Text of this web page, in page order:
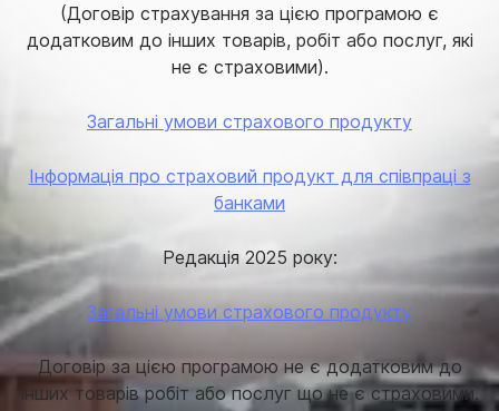
(Договір страхування за цією програмою є
додатковим до інших товарів, робіт або послуг, які
не є страховими).
Загальні умови страхового продукту
Інформація про страховий продукт для співпраці з
банками
Редакція 2025 року:
Загальні умови страхового продукту
Договір за цією програмою не є додатковим до
інших товарів робіт або послуг що не є страховими.